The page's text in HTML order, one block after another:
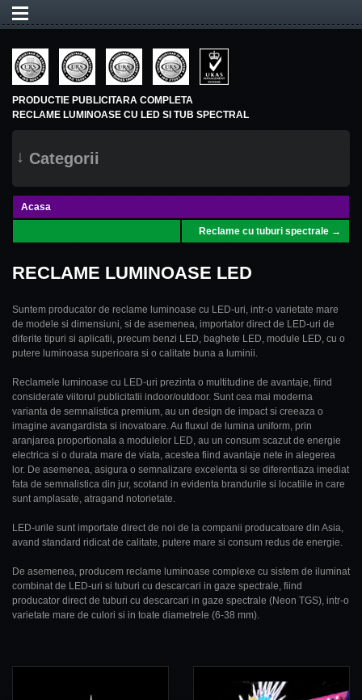
PRODUCTIE PUBLICITARA COMPLETA
RECLAME LUMINOASE CU LED SI TUB SPECTRAL
↓ Categorii
Acasa
Reclame cu tuburi spectrale →
RECLAME LUMINOASE LED
Suntem producator de reclame luminoase cu LED-uri, intr-o varietate mare
de modele si dimensiuni, si de asemenea, importator direct de LED-uri de
diferite tipuri si aplicatii, precum benzi LED, baghete LED, module LED, cu o
putere luminoasa superioara si o calitate buna a luminii.
Reclamele luminoase cu LED-uri prezinta o multitudine de avantaje, fiind
considerate viitorul publicitatii indoor/outdoor. Sunt cea mai moderna
varianta de semnalistica premium, au un design de impact si creeaza o
imagine avangardista si inovatoare. Au fluxul de lumina uniform, prin
aranjarea proportionala a modulelor LED, au un consum scazut de energie
electrica si o durata mare de viata, acestea fiind avantaje nete in alegerea
lor. De asemenea, asigura o semnalizare excelenta si se diferentiaza imediat
fata de semnalistica din jur, scotand in evidenta brandurile si locatiile in care
sunt amplasate, atragand notorietate.
LED-urile sunt importate direct de noi de la companii producatoare din Asia,
avand standard ridicat de calitate, putere mare si consum redus de energie.
De asemenea, producem reclame luminoase complexe cu sistem de iluminat
combinat de LED-uri si tuburi cu descarcari in gaze spectrale, fiind
producator direct de tuburi cu descarcari in gaze spectrale (Neon TGS), intr-o
varietate mare de culori si in toate diametrele (6-38 mm).